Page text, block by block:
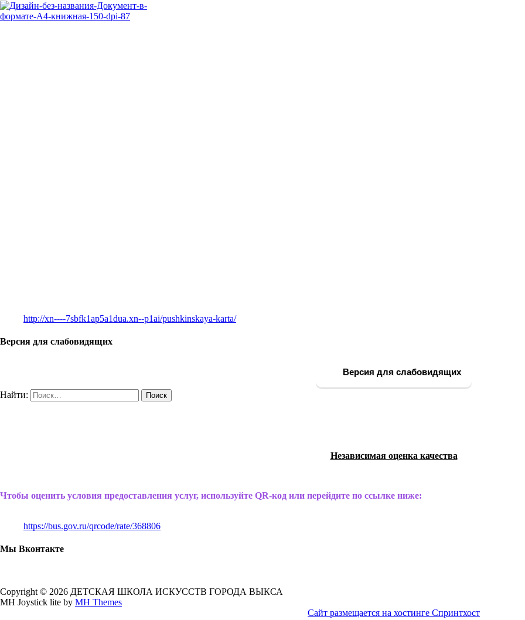
http://xn----7sbfk1ap5a1dua.xn--p1ai/pushkinskaya-karta/
Версия для слабовидящих
Версия для слабовидящих
Найти:
Независимая оценка качества
Чтобы оценить условия предоставления услуг, используйте QR-код или перейдите по ссылке ниже:
https://bus.gov.ru/qrcode/rate/368806
Мы Вконтакте
Copyright © 2026 ДЕТСКАЯ ШКОЛА ИСКУССТВ ГОРОДА ВЫКСА
MH Joystick lite by MH Themes
Сайт размещается на хостинге Спринтхост